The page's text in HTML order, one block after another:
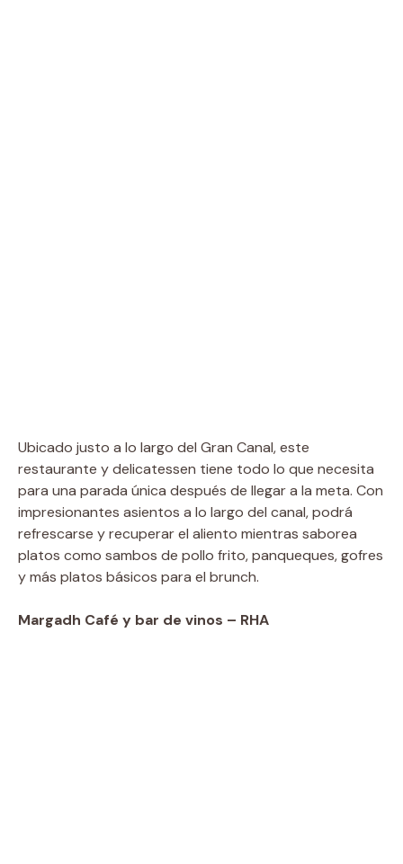
Ubicado justo a lo largo del Gran Canal, este
restaurante y delicatessen tiene todo lo que necesita
para una parada única después de llegar a la meta. Con
impresionantes asientos a lo largo del canal, podrá
refrescarse y recuperar el aliento mientras saborea
platos como sambos de pollo frito, panqueques, gofres
y más platos básicos para el brunch.
Margadh Café y bar de vinos – RHA